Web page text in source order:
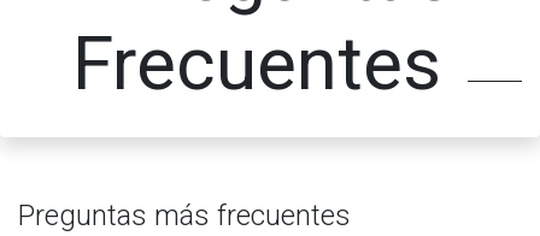
Frecuentes
Preguntas más frecuentes